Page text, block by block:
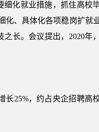
细化就业措施，抓住高校
化、具体化各项稳岗扩就
长。会议提出，2020年
长25%，约占央企招聘高